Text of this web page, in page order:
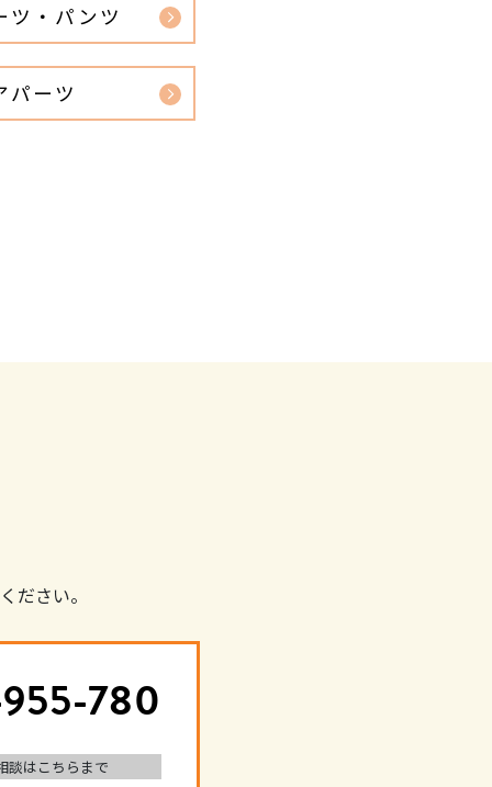
ツ・パンツ
パーツ
ださい。
780
談はこちらまで